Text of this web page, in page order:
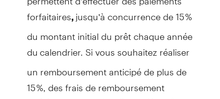
forfaitaires, jusqu’à concurrence de 15 %
du montant initial du prêt chaque année
ducalendrier. Si vous souhaitez réaliser
un remboursement anticipé de plus de
15 %, des frais de remboursement